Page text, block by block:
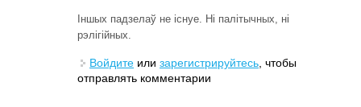
Іншых падзелаў не існуе. Ні палітычных, ні
рэлігійных.
Войдите или зарегистрируйтесь , чтобы
отправлять комментарии